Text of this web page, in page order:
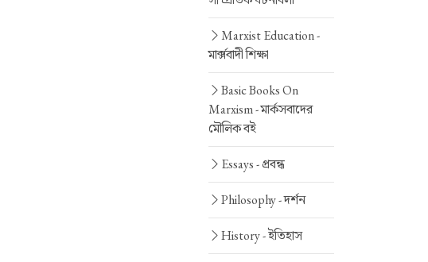
Marxist Education -
মার্ক্সবাদী শিক্ষা
Basic Books On
Marxism -মার্কসবাদের
মৌলিক বই
Essays -প্রবন্ধ
Philosophy -দর্শন
History -ইতিহাস